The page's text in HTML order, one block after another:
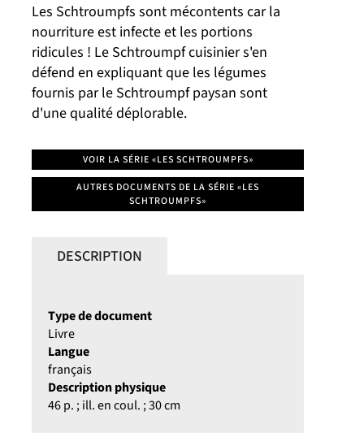
Les Schtroumpfs sont mécontents car la
nourriture est infecte et les portions
ridicules ! Le Schtroumpf cuisinier s'en
défend en expliquant que les légumes
fournis par le Schtroumpf paysan sont
d'une qualité déplorable.
VOIR LA SÉRIE «LES SCHTROUMPFS»
AUTRES DOCUMENTS DE LA SÉRIE «LES
SCHTROUMPFS»
DESCRIPTION
Type de document
Livre
Langue
français
Description physique
46 p. ; ill. en coul. ; 30 cm